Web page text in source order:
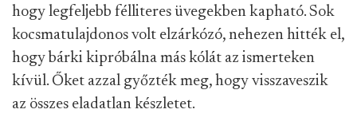
hogy legfeljebb félliteres üvegekben kapható. Sok
kocsmatulajdonos volt elzárkózó, nehezen hitték el,
hogy bárki kipróbálna más kólát az ismerteken
kívül. Őket azzal győzték meg, hogy visszaveszik
az összes eladatlan készletet.